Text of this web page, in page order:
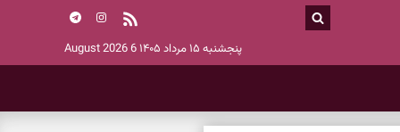
پنجشنبه ۱۵ مرداد ۱۴۰۵ 6 August 2026